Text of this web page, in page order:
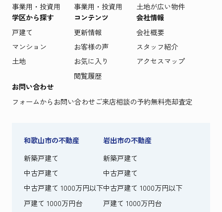
事業用・投資用
事業用・投資用
土地が広い物件
学区から探す
戸建て
マンション
土地
コンテンツ
更新情報
お客様の声
お気に入り
閲覧履歴
会社情報
会社概要
スタッフ紹介
アクセスマップ
お問い合わせ
フォームからお問い合わせご来店相談の予約無料売却査定
和歌山市の不動産
新築戸建て
中古戸建て
中古戸建て 1000万円以下
戸建て 1000万円台
岩出市の不動産
新築戸建て
中古戸建て
中古戸建て 1000万円以下
戸建て 1000万円台